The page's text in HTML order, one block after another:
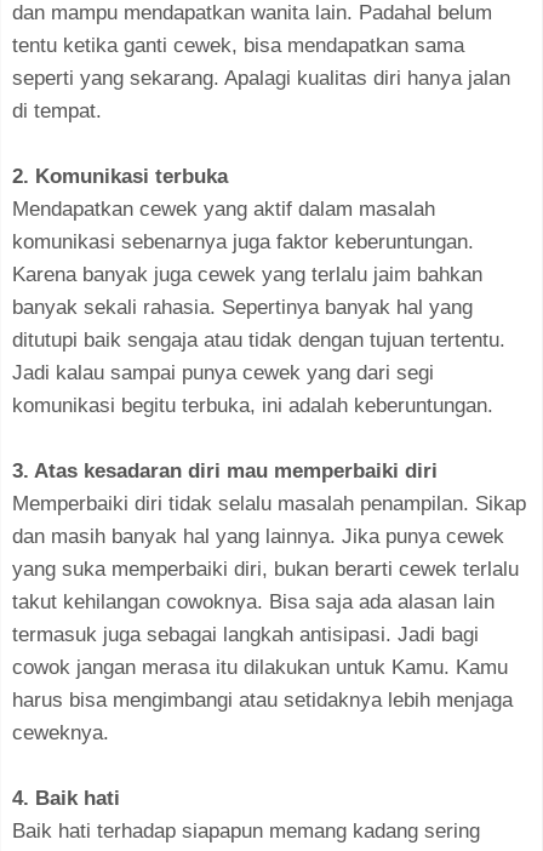
dan mampu mendapatkan wanita lain. Padahal belum
tentu ketika ganti cewek, bisa mendapatkan sama
seperti yang sekarang. Apalagi kualitas diri hanya jalan
di tempat.
2. Komunikasi terbuka
Mendapatkan cewek yang aktif dalam masalah
komunikasi sebenarnya juga faktor keberuntungan.
Karena banyak juga cewek yang terlalu jaim bahkan
banyak sekali rahasia. Sepertinya banyak hal yang
ditutupi baik sengaja atau tidak dengan tujuan tertentu.
Jadi kalau sampai punya cewek yang dari segi
komunikasi begitu terbuka, ini adalah keberuntungan.
3. Atas kesadaran diri mau memperbaiki diri
Memperbaiki diri tidak selalu masalah penampilan. Sikap
dan masih banyak hal yang lainnya. Jika punya cewek
yang suka memperbaiki diri, bukan berarti cewek terlalu
takut kehilangan cowoknya. Bisa saja ada alasan lain
termasuk juga sebagai langkah antisipasi. Jadi bagi
cowok jangan merasa itu dilakukan untuk Kamu. Kamu
harus bisa mengimbangi atau setidaknya lebih menjaga
ceweknya.
4. Baik hati
Baik hati terhadap siapapun memang kadang sering